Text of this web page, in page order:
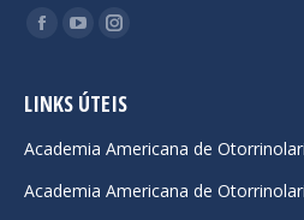
Encontre-nos em:
Facebook
opens
new
window
YouTube
opens
new
window
Instagram
opens
new
window
LINKS ÚTEIS
Academia Americana de
Academia Americana de